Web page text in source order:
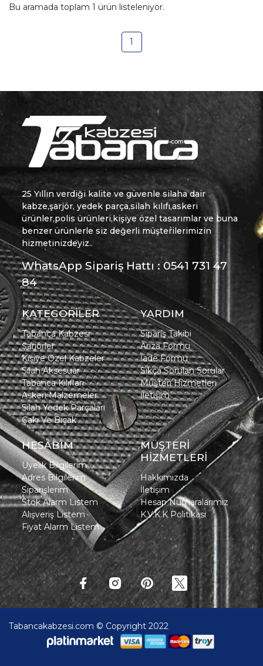
Bu aramada toplam 1 ürün listeleniyor.
1
25 Yıllın verdiği kalite ve güvenle silaha dair
kabze,şarjör, yedek parça,silah kılıfı,askeri
ürünler,polis ürünleri,kişiye özel tasarımlar ve buna
benzer ürünlerle siz değerli müşterilerimizin
hizmetinizdeyiz..
WhatsApp Sipariş Hattı : 0541 731 47
84
KATEGORİLER
Tabanca Kabzesi
Şarjörler
Kişiye Özel Kabzeler
Silah Aksesuar
Tabanca Kılıfları
Askeri Malzemeler
Silah Yedek Parçaları
Çakı Ve Bıçak
YARDIM
Sipariş Takibi
Arıza Formu
İade Formu
Sıkça Sorulan Sorular
Müşteri Hizmetleri
İletişim
HESABIM
Üyelik Bilgilerim
Adres Bilgilerim
Siparişlerim
Stok Alarm Listem
Alışveriş Listem
Fiyat Alarm Listem
MÜŞTERİ
HİZMETLERİ
Hakkımızda
İletişim
Hesap Numaralarımız
K.V.K.K Politikası
Tabancakabzesi.com © Copyright 2022